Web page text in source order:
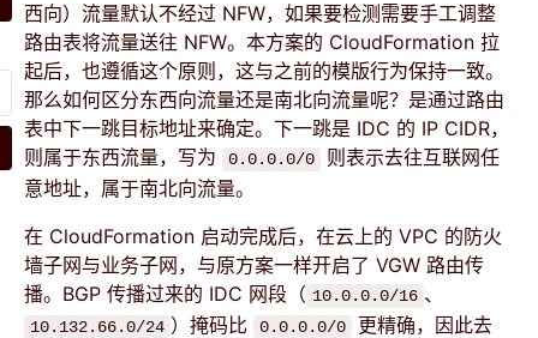
西向）流量默认不经过 NFW，如果要检测需要手工调整
路由表将流量送往 NFW。本方案的 CloudFormation 拉
起后，也遵循这个原则，这与之前的模版行为保持一致。
那么如何区分东西向流量还是南北向流量呢？是通过路由
表中下一跳目标地址来确定。下一跳是 IDC 的 IP CIDR，
则属于东西流量，写为
0.0.0.0/0
则表示去往互联网任
意地址，属于南北向流量。
在 CloudFormation 启动完成后，在云上的 VPC 的防火
墙子网与业务子网，与原方案一样开启了 VGW 路由传
播。BGP 传播过来的 IDC 网段（ 10.0.0.0/16 、
10.132.66.0/24 ）掩码比 0.0.0.0/0
更精确，因此去